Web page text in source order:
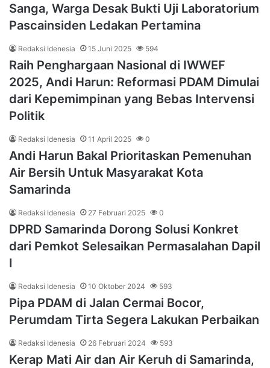
Sanga, Warga Desak Bukti Uji Laboratorium
Pascainsiden Ledakan Pertamina
Redaksi Idenesia 15 Juni 2025 594
Raih Penghargaan Nasional di IWWEF
2025, Andi Harun: Reformasi PDAM Dimulai
dari Kepemimpinan yang Bebas Intervensi
Politik
Redaksi Idenesia 11 April 2025 0
Andi Harun Bakal Prioritaskan Pemenuhan
Air Bersih Untuk Masyarakat Kota
Samarinda
Redaksi Idenesia 27 Februari 2025 0
DPRD Samarinda Dorong Solusi Konkret
dari Pemkot Selesaikan Permasalahan Dapil
I
Redaksi Idenesia 10 Oktober 2024 593
Pipa PDAM di Jalan Cermai Bocor,
Perumdam Tirta Segera Lakukan Perbaikan
Redaksi Idenesia 26 Februari 2024 593
Kerap Mati Air dan Air Keruh di Samarinda,